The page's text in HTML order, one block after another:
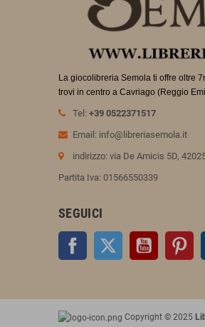
La giocolibreria Semola ti offre oltre
trovi in centro a Cavriago (Reggio
Tel: +39 0522371517
Email: info@libreriasemola.it
indirizzo: via De Amicis 5D,
Partita Iva: 01566550339
SEGUICI
Facebook Twitter YouTube
Copyright © 2025